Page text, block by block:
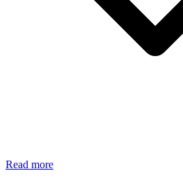
Read more